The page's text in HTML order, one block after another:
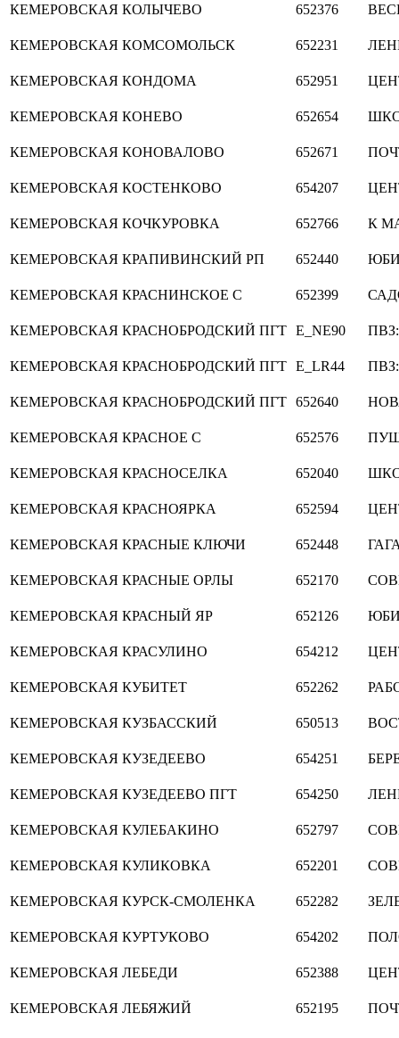
КЕМЕРОВСКАЯ КОЛЫЧЕВО 652376
КЕМЕРОВСКАЯ КОМСОМОЛЬСК 652231
КЕМЕРОВСКАЯ КОНДОМА 652951
КЕМЕРОВСКАЯ КОНЕВО 652654
КЕМЕРОВСКАЯ КОНОВАЛОВО 652671
КЕМЕРОВСКАЯ КОСТЕНКОВО 654207
КЕМЕРОВСКАЯ КОЧКУРОВКА 652766 К
КЕМЕРОВСКАЯ КРАПИВИНСКИЙ РП 652440
КЕМЕРОВСКАЯ КРАСНИНСКОЕ С 652399
КЕМЕРОВСКАЯ КРАСНОБРОДСКИЙ ПГТ E_NE90
КЕМЕРОВСКАЯ КРАСНОБРОДСКИЙ ПГТ E_LR44
КЕМЕРОВСКАЯ КРАСНОБРОДСКИЙ ПГТ 652640
КЕМЕРОВСКАЯ КРАСНОЕ С 652576
КЕМЕРОВСКАЯ КРАСНОСЕЛКА 652040
КЕМЕРОВСКАЯ КРАСНОЯРКА 652594
КЕМЕРОВСКАЯ КРАСНЫЕ КЛЮЧИ 652448
КЕМЕРОВСКАЯ КРАСНЫЕ ОРЛЫ 652170
КЕМЕРОВСКАЯ КРАСНЫЙ ЯР 652126
КЕМЕРОВСКАЯ КРАСУЛИНО 654212
КЕМЕРОВСКАЯ КУБИТЕТ 652262
КЕМЕРОВСКАЯ КУЗБАССКИЙ 650513
КЕМЕРОВСКАЯ КУЗЕДЕЕВО 654251
КЕМЕРОВСКАЯ КУЗЕДЕЕВО ПГТ 654250
КЕМЕРОВСКАЯ КУЛЕБАКИНО 652797
КЕМЕРОВСКАЯ КУЛИКОВКА 652201
КЕМЕРОВСКАЯ КУРСК-СМОЛЕНКА 652282
КЕМЕРОВСКАЯ КУРТУКОВО 654202
КЕМЕРОВСКАЯ ЛЕБЕДИ 652388
КЕМЕРОВСКАЯ ЛЕБЯЖИЙ 652195